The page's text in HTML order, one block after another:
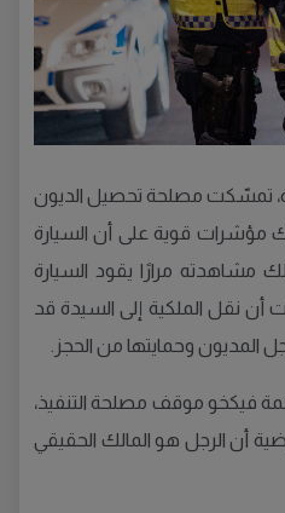
تمسّكت مصلحة تحصيل الديون
مؤشرات قوية على أن السيارة
مشاهدته مرارًا يقود السيارة
أن نقل الملكية إلى السيدة قد
المديون وحمايتها من الحجز.
فيكخو موقف مصلحة التنفيذ،
أن الرجل هو المالك الحقيقي